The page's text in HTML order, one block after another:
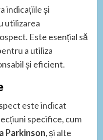
indicațiile și
utilizarea
Este esențial să
a utiliza
și eficient.
este indicat
specifice, cum
Parkinson, și alte